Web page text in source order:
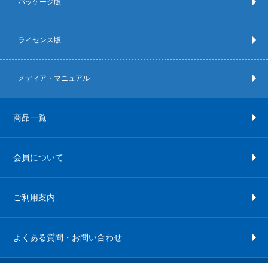
パッケージ版
ライセンス版
メディア・マニュアル
商品一覧
会員について
ご利用案内
よくある質問・お問い合わせ